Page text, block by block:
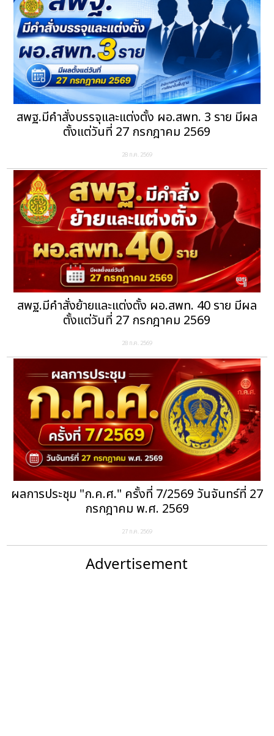
สพฐ.มีคำสั่งบรรจุและแต่งตั้ง ผอ.สพท. 3 ราย มีผล
ตั้งแต่วันที่ 27 กรกฎาคม 2569
28 ก.ค. 2569
สพฐ.มีคำสั่งย้ายและแต่งตั้ง ผอ.สพท. 40 ราย มีผล
ตั้งแต่วันที่ 27 กรกฎาคม 2569
28 ก.ค. 2569
ผลการประชุม "ก.ค.ศ." ครั้งที่ 7/2569 วันจันทร์ที่ 27
กรกฎาคม พ.ศ. 2569
27 ก.ค. 2569
Advertisement